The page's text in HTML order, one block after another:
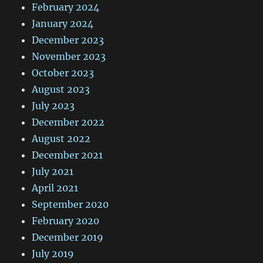
February 2024
January 2024
December 2023
November 2023
October 2023
August 2023
July 2023
December 2022
August 2022
December 2021
July 2021
April 2021
September 2020
February 2020
December 2019
July 2019